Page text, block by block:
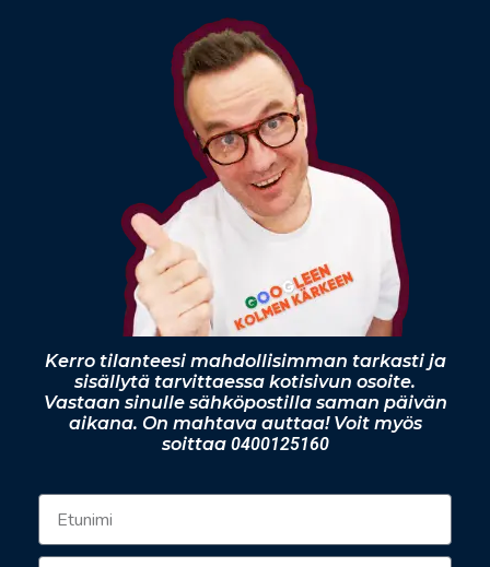
Kerro tilanteesi mahdollisimman tarkasti ja
sisällytä tarvittaessa kotisivun osoite.
Vastaan sinulle sähköpostilla saman päivän
aikana. On mahtava auttaa! Voit myös
soittaa 0400125160